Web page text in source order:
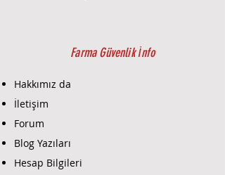
Farma Güvenlik İnfo
Hakkımız da
İletişim
Forum
Blog Yazıları
Hesap Bilgileri